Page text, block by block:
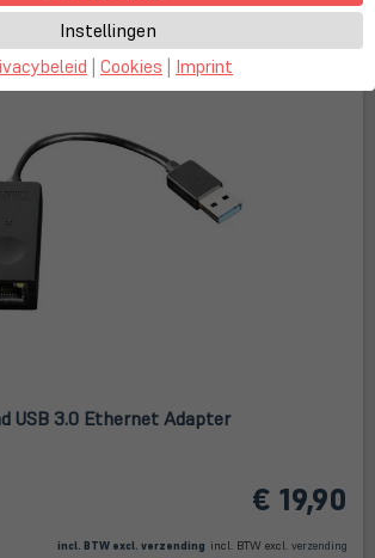
USB 3.0 Ethernet Adapter
€ 19,90
incl. BTW excl. verzending incl. BTW excl. verzending
Instellingen
| Cookies | Imprint